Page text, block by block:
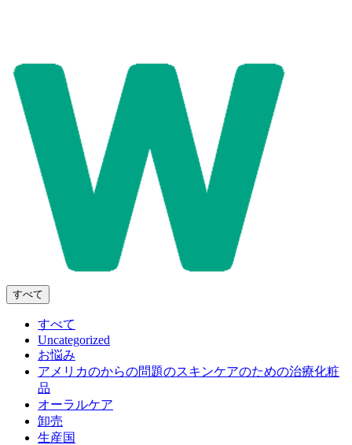
すべて
すべて
Uncategorized
お悩み
アメリカのからの問題のスキンケアのための治療化粧
品
オーラルケア
卸売
生産国